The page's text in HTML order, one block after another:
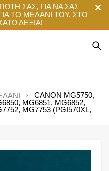
ΣΑΣ, ΓΙΑ ΝΑ ΣΑΣ
ΤΟ ΜΕΛΑΝΙ ΤΟΥ, ΣΤΟ
ΔΕΞΙΑ!
CANON MG5750,
MG6851, MG6852,
MG7753 (PGI570XL,